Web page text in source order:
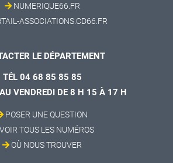
NUMERIQUE66.FR
ASSOCIATIONS.CD66.FR
LE DÉPARTEMENT
TÉL 04 68 85 85 85
VENDREDI DE 8 H 15 À 17 H
POSER UNE QUESTION
VOIR TOUS LES NUMÉROS
OÙ NOUS TROUVER